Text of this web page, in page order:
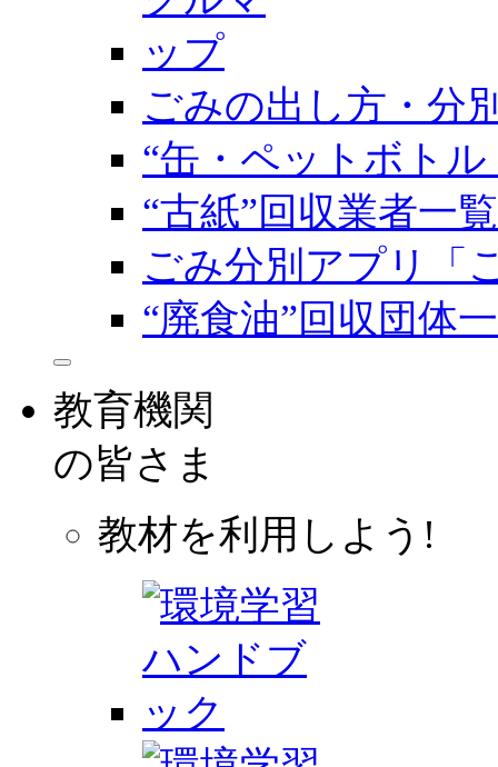
ごみの出し方・分
“缶・ペットボト
“古紙”回収業者一覧
ごみ分別アプリ「
“廃食油”回収団体
教育機関
の皆さま
教材を利用しよう!